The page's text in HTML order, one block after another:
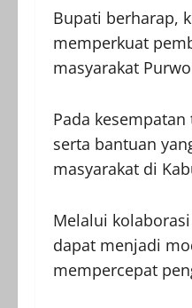
Bupati berharap,
memperkuat
masyarakat
Pada
serta bantuan
masyarakat di
Melalui
dapat menjadi
mempercepat